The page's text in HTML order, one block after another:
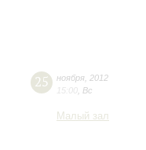
25 ноября 2012
15:00 Вс
Малый зал